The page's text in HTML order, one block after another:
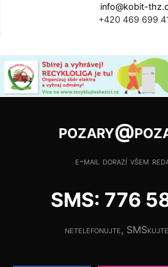
info@kobit-
+420 469 699
e-mail dorazí všem
SMS: 776
netelefonujte,